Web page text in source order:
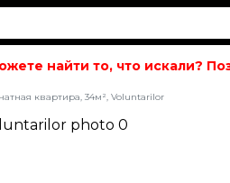
найти то, что искали?
квартира, 34м², Voluntarilor